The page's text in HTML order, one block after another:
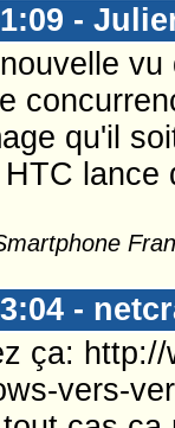
-
qu'il
-
ça:
vers-